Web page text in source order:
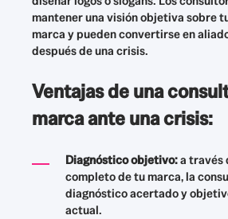
mantener una visión objetiva sobre
marca y pueden convertirse en
después de una crisis.
Ventajas de una
marca ante una crisis:
Diagnóstico objetivo:a través
completo de tu marca, la
diagnóstico acertado y
actual.